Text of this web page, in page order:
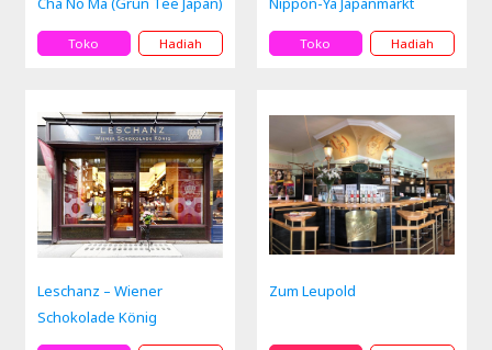
Toko Hadiah Toko Hadiah
Leschanz – Wiener
Schokolade König
Zum Leupold